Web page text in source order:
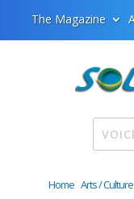
The Magazine
Home Arts / Culture